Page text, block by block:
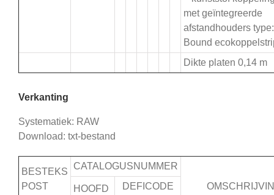
met geïntegreerde
afstandhouders
Bound
Dikte platen 0,14 m
Verkanting
Systematiek: RAW
Download: txt-bestand
BESTEKS
POST
CATALOGUSNUMMER
HOOFD
DEFICODE